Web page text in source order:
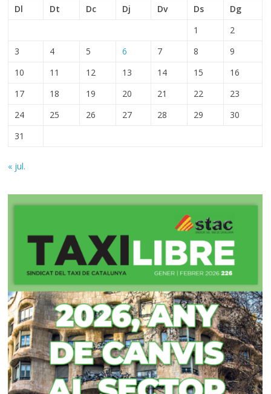
Dl
Dt Dc Dj Dv Ds
Dg
1
2
3
4 5 6 7 8
9
10
11 12 13 14 15
16
17
18 19 20 21 22
23
24
25 26 27 28 29
30
31
« jul.